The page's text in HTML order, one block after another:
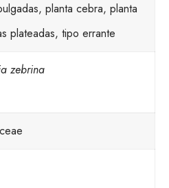
planta cebra, planta
plateadas, tipo errante
zebrina